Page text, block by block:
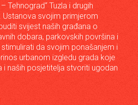
Tehnograd“ Tuzla i drugih
Ustanova svojim primjerom
svijest naših građana o
dobara, parkovskih površina i
stimulirati da svojim ponašanjem i
urbanom izgledu grada koje
i naših posjetitelja stvoriti ugodan